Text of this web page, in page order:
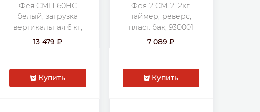
Фея СМП 60НС
белый, загрузка
вертикальная 6 кг,
1350 об/мин., класс: А
13 479
Купить
Фея-2 СМ-2, 2кг,
таймер, реверс,
пласт. бак, 930001
7 089
Купить